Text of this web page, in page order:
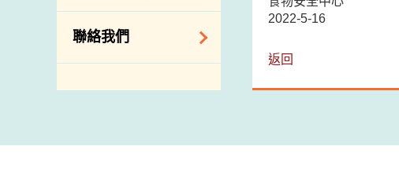
聯絡我們
2022-5-16
返回